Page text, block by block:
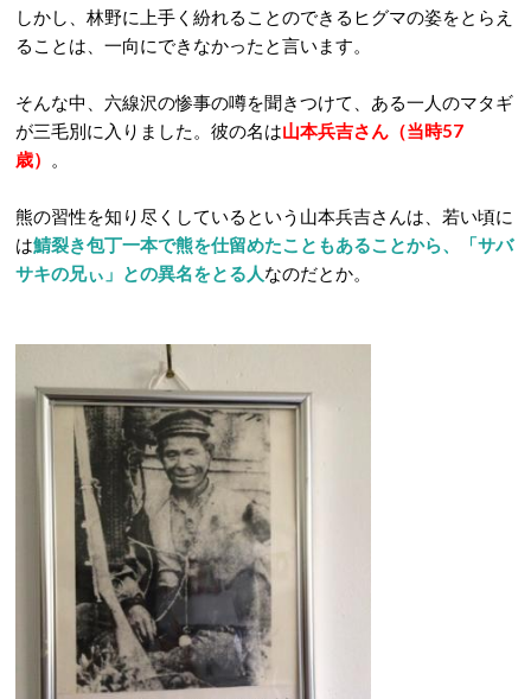
しかし、林野に上手く紛れることのできるヒグマの姿をとらえ
ることは、一向にできなかったと言います。
そんな中、六線沢の惨事の噂を聞きつけて、ある一人のマタギ
が三毛別に入りました。彼の名は山本兵吉さん（当時57
歳）
。
熊の習性を知り尽くしているという山本兵吉さんは、若い頃に
は鯖裂き包丁一本で熊を仕留めたこともあることから、「サバ
サキの兄ぃ」との異名をとる人なのだとか。